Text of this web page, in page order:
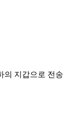
의 지갑으로 전송